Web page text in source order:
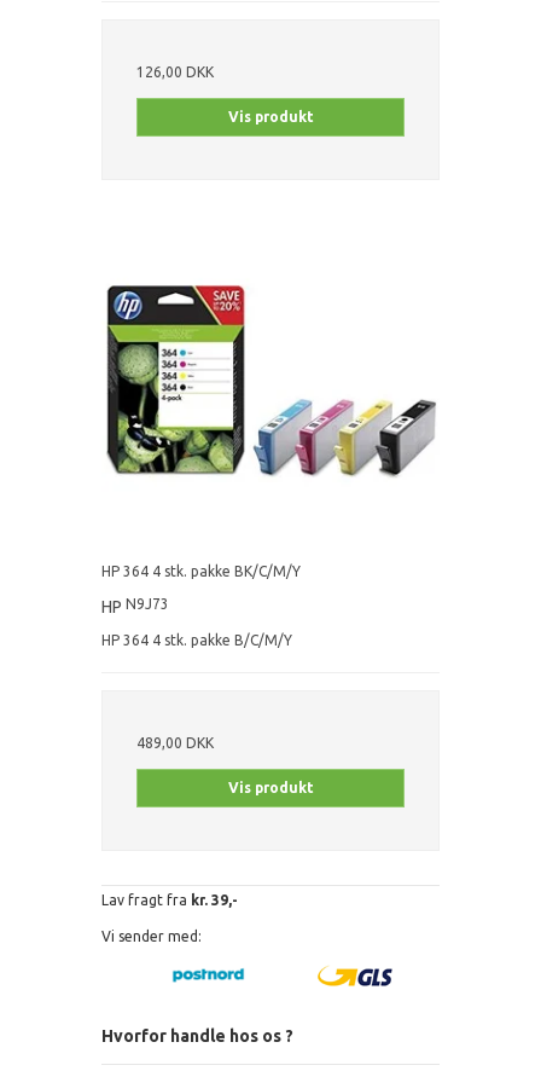
126,00 DKK
Vis produkt
HP 364 4 stk. pakke BK/C/M/Y
HP N9J73
HP 364 4 stk. pakke B/C/M/Y
489,00 DKK
Vis produkt
Lav fragt fra kr. 39,-
Vi sender med:
Hvorfor handle hos os ?